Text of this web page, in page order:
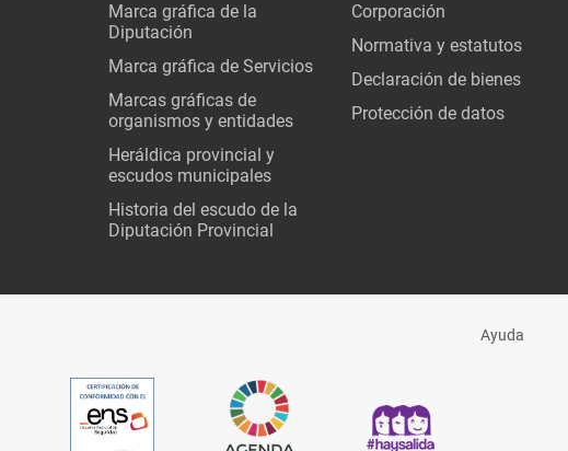
Marca gráfica de la
Diputación
Marca gráfica de Servicios
Marcas gráficas de
organismos y entidades
Heráldica provincial y
escudos municipales
Historia del escudo de la
Diputación Provincial
Corporación
Normativa y estatutos
Declaración de bienes
Protección de datos
Ayuda